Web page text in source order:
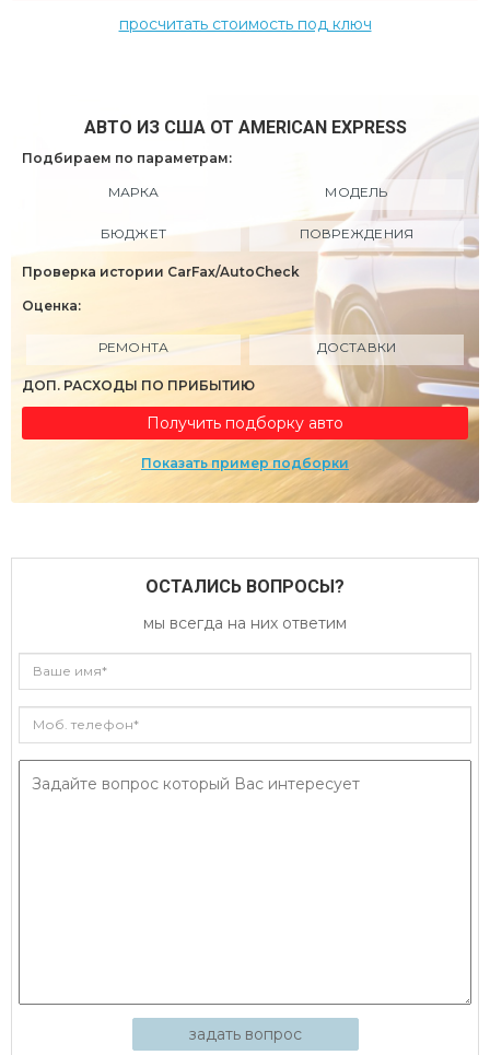
просчитать стоимость под ключ
АВТО ИЗ США ОТ AMERICAN EXPRESS
Подбираем по параметрам:
МАРКА МОДЕЛЬ
БЮДЖЕТ ПОВРЕЖДЕНИЯ
Проверка истории CarFax/AutoCheck
Оценка:
РЕМОНТА ДОСТАВКИ
ДОП. РАСХОДЫ ПО ПРИБЫТИЮ
Получить подборку авто
Показать пример подборки
ОСТАЛИСЬ ВОПРОСЫ?
мы всегда на них ответим
задать вопрос